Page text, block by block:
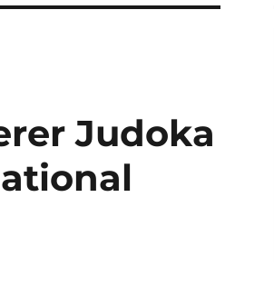
Judoka